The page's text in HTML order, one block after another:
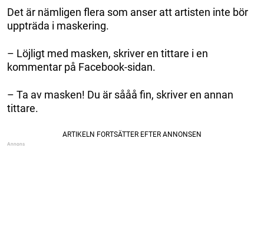
Det är nämligen flera som anser att artisten inte bör
uppträda i maskering.
– Löjligt med masken, skriver en tittare i en
kommentar på Facebook-sidan.
– Ta av masken! Du är sååå fin, skriver en annan
tittare.